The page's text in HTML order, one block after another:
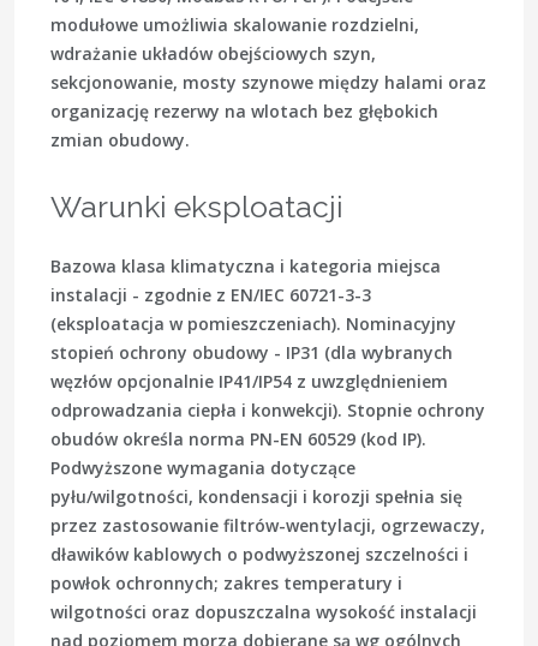
modułowe umożliwia skalowanie rozdzielni,
wdrażanie układów obejściowych szyn,
sekcjonowanie, mosty szynowe między halami oraz
organizację rezerwy na wlotach bez głębokich
zmian obudowy.
Warunki eksploatacji
Bazowa klasa klimatyczna i kategoria miejsca
instalacji - zgodnie z EN/IEC 60721-3-3
(eksploatacja w pomieszczeniach). Nominacyjny
stopień ochrony obudowy - IP31 (dla wybranych
węzłów opcjonalnie IP41/IP54 z uwzględnieniem
odprowadzania ciepła i konwekcji). Stopnie ochrony
obudów określa norma PN-EN 60529 (kod IP).
Podwyższone wymagania dotyczące
pyłu/wilgotności, kondensacji i korozji spełnia się
przez zastosowanie filtrów-wentylacji, ogrzewaczy,
dławików kablowych o podwyższonej szczelności i
powłok ochronnych; zakres temperatury i
wilgotności oraz dopuszczalna wysokość instalacji
nad poziomem morza dobierane są wg ogólnych